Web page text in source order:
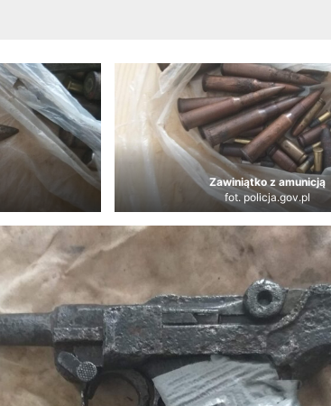
Zawiniątko z amunicją
fot. policja.gov.pl